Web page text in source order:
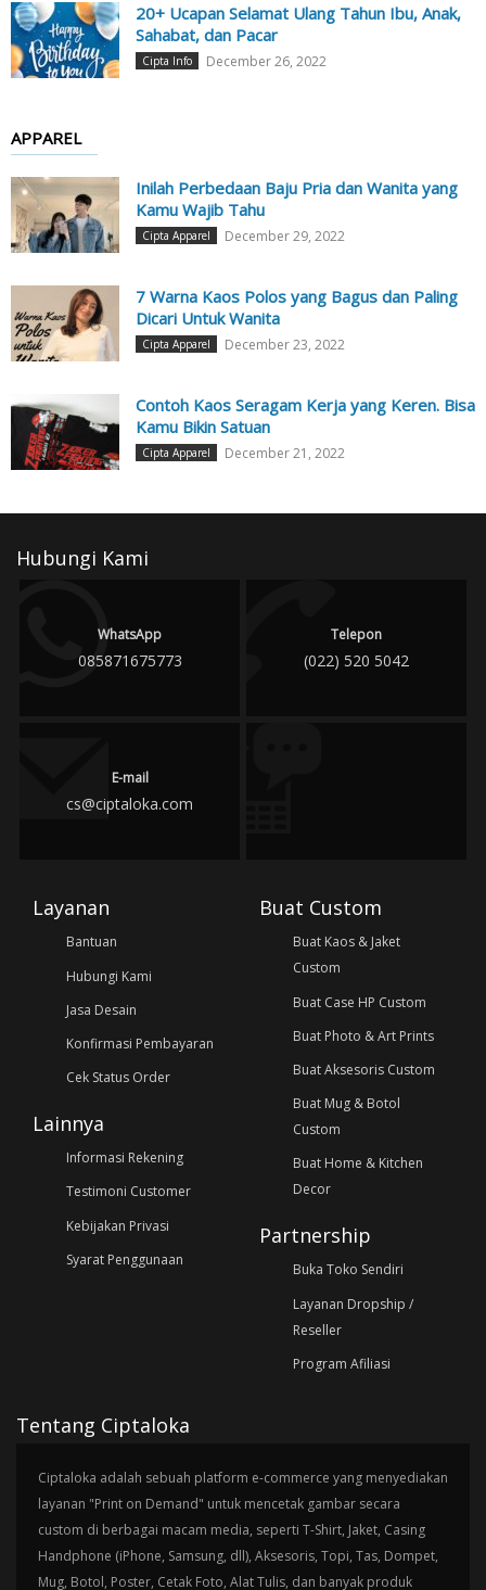
20+ Ucapan Selamat Ulang Tahun Ibu, Anak,
Sahabat, dan Pacar
Cipta Info December 26, 2022
APPAREL
Inilah Perbedaan Baju Pria dan Wanita yang
Kamu Wajib Tahu
Cipta Apparel December 29, 2022
7 Warna Kaos Polos yang Bagus dan Paling
Dicari Untuk Wanita
Cipta Apparel December 23, 2022
Contoh Kaos Seragam Kerja yang Keren. Bisa
Kamu Bikin Satuan
Cipta Apparel December 21, 2022
Hubungi Kami
WhatsApp
085871675773
Telepon
(022) 520 5042
E-mail
cs@ciptaloka.com
Layanan
Bantuan
Hubungi Kami
Jasa Desain
Konfirmasi Pembayaran
Cek Status Order
Lainnya
Informasi Rekening
Testimoni Customer
Kebijakan Privasi
Syarat Penggunaan
Buat Custom
Buat Kaos & Jaket
Custom
Buat Case HP Custom
Buat Photo & Art Prints
Buat Aksesoris Custom
Buat Mug & Botol
Custom
Buat Home & Kitchen
Decor
Partnership
Buka Toko Sendiri
Layanan Dropship /
Reseller
Program Afiliasi
Tentang Ciptaloka
Ciptaloka adalah sebuah platform e-commerce yang menyediakan
layanan "Print on Demand" untuk mencetak gambar secara
custom di berbagai macam media, seperti T-Shirt, Jaket, Casing
Handphone (iPhone, Samsung, dll), Aksesoris, Topi, Tas, Dompet,
Mug, Botol, Poster, Cetak Foto, Alat Tulis, dan banyak produk